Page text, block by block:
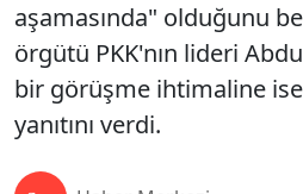
aşamasında" olduğunu
örgütü PKK'nın lideri
bir görüşme ihtimaline
yanıtını verdi.